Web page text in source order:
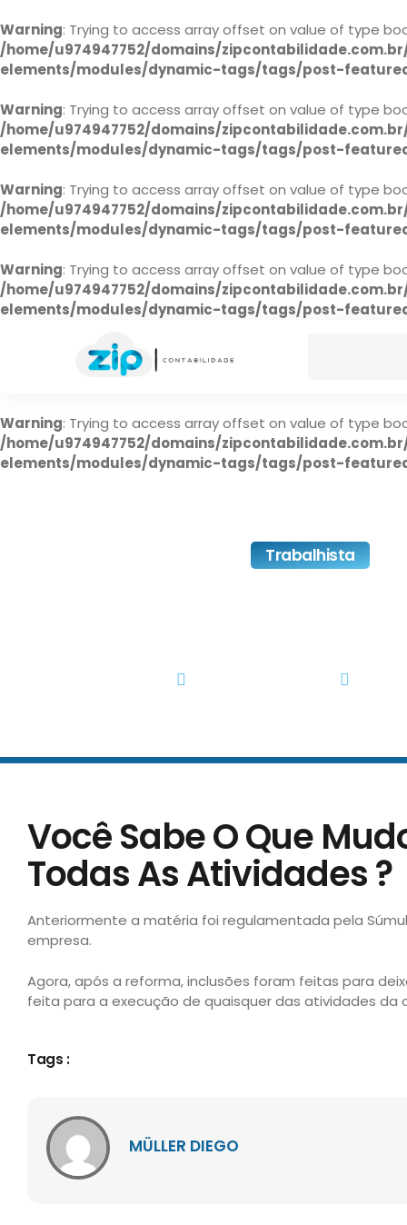
Warning: Trying to access array offset on value of type
/home/u974947752/domains/
elements/modules/dynamic-tags/tags/post-
Warning: Trying to access array offset on value of type
/home/u974947752/domains/
elements/modules/dynamic-tags/tags/post-
Warning: Trying to access array offset on value of type
/home/u974947752/domains/
elements/modules/dynamic-tags/tags/post-
Warning: Trying to access array offset on value of type
/home/u974947752/domains/
elements/modules/dynamic-tags/tags/post-
Warning: Trying to access array offset on value of type
/home/u974947752/domains/
elements/modules/dynamic-tags/tags/post-
Trabalhista
Você Sabe O Que
Todas As Atividades ?
Anteriormente a matéria foi regulamentada pela
empresa.
Agora, após a reforma, inclusões foram feitas para
feita para a execução de quaisquer das atividades da
Tags :
MÜLLER DIEGO